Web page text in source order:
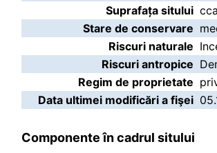
Suprafața sitului
Stare de conservare
Riscuri naturale
Riscuri antropice
Regim de proprietate
Data ultimei modificări a fişei
Componente în cadrul sitului